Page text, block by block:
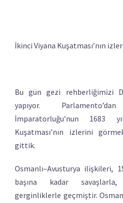
İkinci Viyana Kuşatması’nın
Bu gün gezi rehberliğimizi
yapıyor.
İmparatorluğu’nun 1683
Kuşatması’nın izlerini
gittik.
Osmanlı–Avusturya ilişkileri,
başına kadar
gerginliklerle geçmiştir.